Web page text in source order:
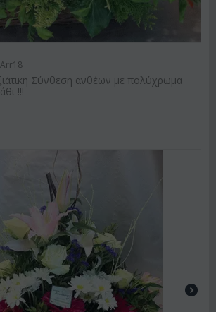
Arr18
Σύνθεση ανθέων με πολύχρωμα
!!!